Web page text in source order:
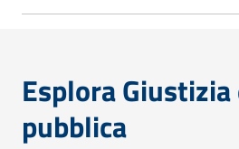
Esplora
pubblica